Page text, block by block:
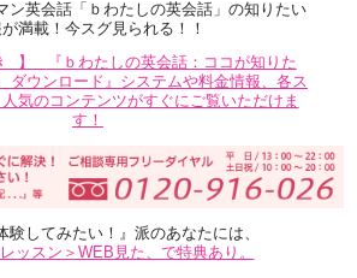
ン英会話「ｂわたしの英会話」の知りたい
満載！今スグ見られる！！
】
『ｂわたしの英会話：ココが知りた
ダウンロード』システムや料金情報、各ス
気のコンテンツがすぐにご覧いただけま
す！
してみたい！』派のあなたには、
ッスン＞WEB見た、で特典あり。